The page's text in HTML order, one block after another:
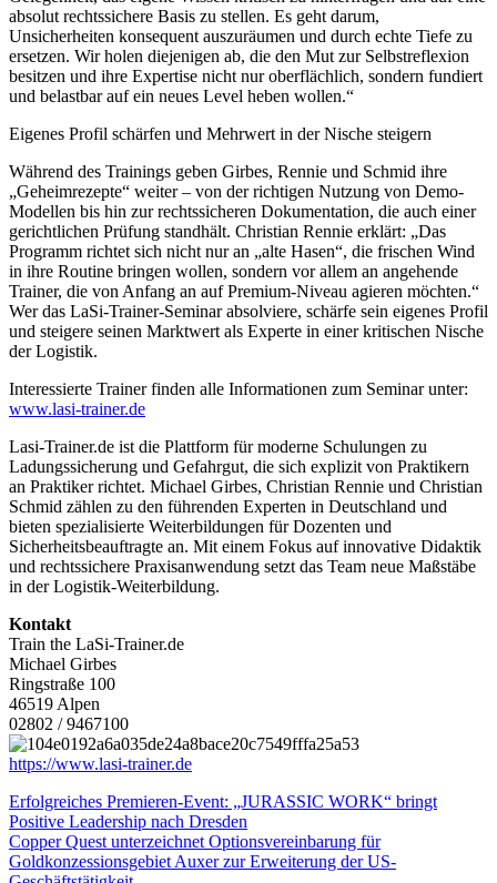
absolut rechtssichere Basis zu stellen. Es geht darum,
Unsicherheiten konsequent auszuräumen und durch echte Tiefe zu
ersetzen. Wir holen diejenigen ab, die den Mut zur Selbstreflexion
besitzen und ihre Expertise nicht nur oberflächlich, sondern fundiert
und belastbar auf ein neues Level heben wollen.“
Eigenes Profil schärfen und Mehrwert in der Nische steigern
Während des Trainings geben Girbes, Rennie und Schmid ihre
„Geheimrezepte“ weiter – von der richtigen Nutzung von Demo-
Modellen bis hin zur rechtssicheren Dokumentation, die auch einer
gerichtlichen Prüfung standhält. Christian Rennie erklärt: „Das
Programm richtet sich nicht nur an „alte Hasen“, die frischen Wind
in ihre Routine bringen wollen, sondern vor allem an angehende
Trainer, die von Anfang an auf Premium-Niveau agieren möchten.“
Wer das LaSi-Trainer-Seminar absolviere, schärfe sein eigenes Profil
und steigere seinen Marktwert als Experte in einer kritischen Nische
der Logistik.
Interessierte Trainer finden alle Informationen zum Seminar unter:
www.lasi-trainer.de
Lasi-Trainer.de ist die Plattform für moderne Schulungen zu
Ladungssicherung und Gefahrgut, die sich explizit von Praktikern
an Praktiker richtet. Michael Girbes, Christian Rennie und Christian
Schmid zählen zu den führenden Experten in Deutschland und
bieten spezialisierte Weiterbildungen für Dozenten und
Sicherheitsbeauftragte an. Mit einem Fokus auf innovative Didaktik
und rechtssichere Praxisanwendung setzt das Team neue Maßstäbe
in der Logistik-Weiterbildung.
Kontakt
Train the LaSi-Trainer.de
Michael Girbes
Ringstraße 100
46519 Alpen
02802 / 9467100
https://www.lasi-trainer.de
Beitragsnavigation
Erfolgreiches Premieren-Event: „JURASSIC WORK“ bringt
Positive Leadership nach Dresden
Copper Quest unterzeichnet Optionsvereinbarung für
Goldkonzessionsgebiet Auxer zur Erweiterung der US-